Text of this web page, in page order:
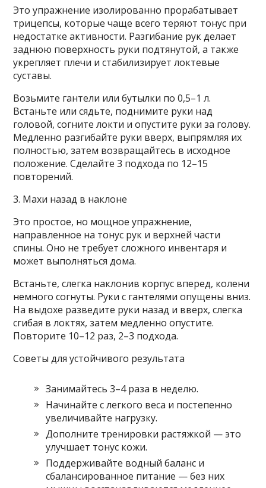
Это упражнение изолированно прорабатывает
трицепсы, которые чаще всего теряют тонус при
недостатке активности. Разгибание рук делает
заднюю поверхность руки подтянутой, а также
укрепляет плечи и стабилизирует локтевые
суставы.
Возьмите гантели или бутылки по 0,5–1 л.
Встаньте или сядьте, поднимите руки над
головой, согните локти и опустите руки за голову.
Медленно разгибайте руки вверх, выпрямляя их
полностью, затем возвращайтесь в исходное
положение. Сделайте 3 подхода по 12–15
повторений.
3. Махи назад в наклоне
Это простое, но мощное упражнение,
направленное на тонус рук и верхней части
спины. Оно не требует сложного инвентаря и
может выполняться дома.
Встаньте, слегка наклонив корпус вперед, колени
немного согнуты. Руки с гантелями опущены вниз.
На выдохе разведите руки назад и вверх, слегка
сгибая в локтях, затем медленно опустите.
Повторите 10–12 раз, 2–3 подхода.
Советы для устойчивого результата
Занимайтесь 3–4 раза в неделю.
Начинайте с легкого веса и постепенно
увеличивайте нагрузку.
Дополните тренировки растяжкой — это
улучшает тонус кожи.
Поддерживайте водный баланс и
сбалансированное питание — без них